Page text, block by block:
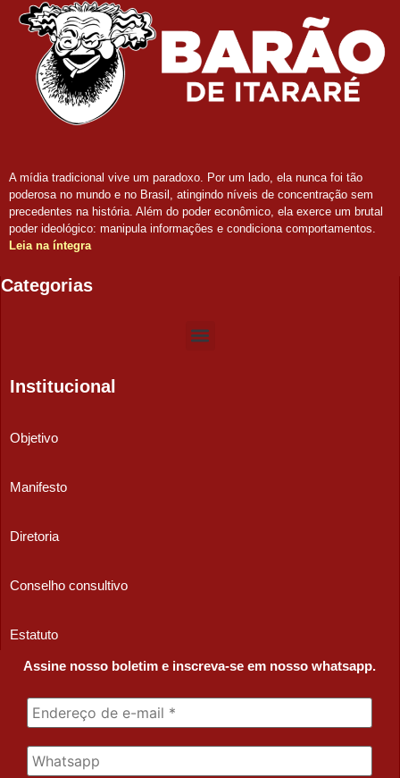
A mídia tradicional vive um paradoxo. Por um lado, ela nunca foi tão
poderosa no mundo e no Brasil, atingindo níveis de concentração sem
precedentes na história. Além do poder econômico, ela exerce um brutal
poder ideológico: manipula informações e condiciona comportamentos.
Leia na íntegra
Categorias
Institucional
Objetivo
Manifesto
Diretoria
Conselho consultivo
Estatuto
Assine nosso boletim e inscreva-se em nosso whatsapp.